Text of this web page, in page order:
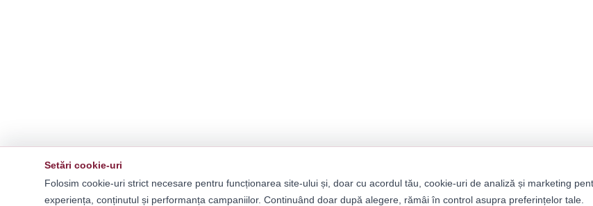
Setări cookie-uri
Folosim cookie-uri strict necesare pentru funcționarea site-ului și, doar cu acordul tău, cookie-uri de analiză și marketing
experiența, conținutul și performanța campaniilor. Continuând doar după alegere, rămâi în control asupra preferințelor tale.